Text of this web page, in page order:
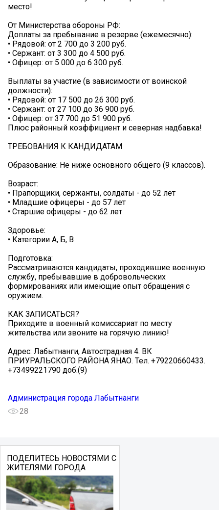
место!
От Министерства обороны РФ:
Доплаты за пребывание в резерве (ежемесячно):
• Рядовой: от 2 700 до 3 200 руб.
• Сержант: от 3 300 до 4 500 руб.
• Офицер: от 5 000 до 6 300 руб.
Выплаты за участие (в зависимости от воинской
должности):
• Рядовой: от 17 500 до 26 300 руб.
• Сержант: от 27 100 до 36 900 руб.
• Офицер: от 37 700 до 51 900 руб.
Плюс районный коэффициент и северная надбавка!
ТРЕБОВАНИЯ К КАНДИДАТАМ
Образование: Не ниже основного общего (9 классов).
Возраст:
• Прапорщики, сержанты, солдаты - до 52 лет
• Младшие офицеры - до 57 лет
• Старшие офицеры - до 62 лет
Здоровье:
• Категории А, Б, В
Подготовка:
Рассматриваются кандидаты, проходившие военную
службу, пребывавшие в добровольческих
формированиях или имеющие опыт обращения с
оружием.
КАК ЗАПИСАТЬСЯ?
Приходите в военный комиссариат по месту
жительства или звоните на горячую линию!
Адрес: Лабытнанги, Автострадная 4. ВК
ПРИУРАЛЬСКОГО РАЙОНА ЯНАО. Тел. +79220660433.
+73499221790 доб.(9)
Администрация города Лабытнанги
28
ПОДЕЛИТЕСЬ НОВОСТЯМИ С
ЖИТЕЛЯМИ ГОРОДА